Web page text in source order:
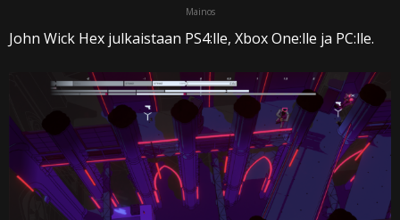
Mainos
John Wick Hex julkaistaan PS4:lle, Xbox One:lle ja PC:lle.